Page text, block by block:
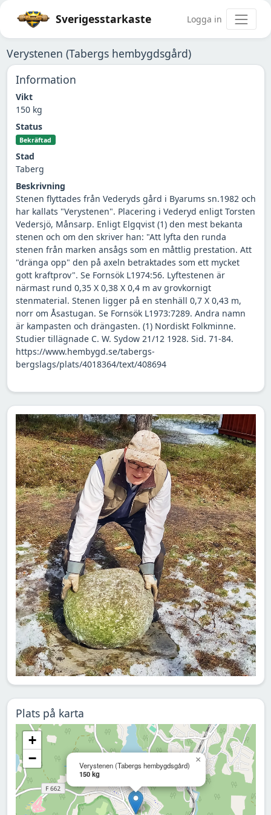
Sverigesstarkaste Logga in
Verystenen (Tabergs hembygdsgård)
Information
Vikt
150 kg
Status
Bekräftad
Stad
Taberg
Beskrivning
Stenen flyttades från Vederyds gård i Byarums sn.1982 och
har kallats "Verystenen". Placering i Vederyd enligt Torsten
Vedersjö, Månsarp. Enligt Elgqvist (1) den mest bekanta
stenen och om den skriver han: "Att lyfta den runda
stenen från marken ansågs som en måttlig prestation. Att
"dränga opp" den på axeln betraktades som ett mycket
gott kraftprov". Se Fornsök L1974:56. Lyftestenen är
närmast rund 0,35 X 0,38 X 0,4 m av grovkornigt
stenmaterial. Stenen ligger på en stenhäll 0,7 X 0,43 m,
norr om Åsastugan. Se Fornsök L1973:7289. Andra namn
är kampasten och drängasten. (1) Nordiskt Folkminne.
Studier tillägnade C. W. Sydow 21/12 1928. Sid. 71-84.
https://www.hembygd.se/tabergs-
bergslags/plats/4018364/text/408694
Plats på karta
Verystenen (Tabergs hembygdsgård)
150 kg
×
+
−